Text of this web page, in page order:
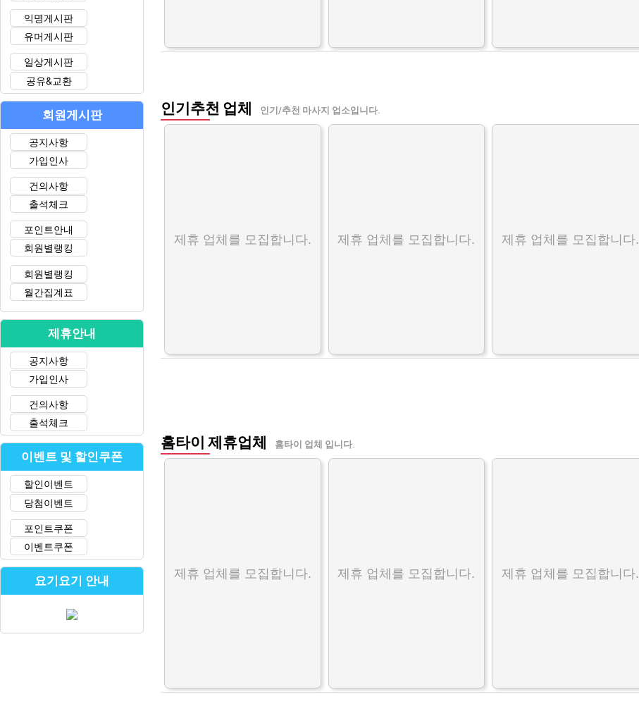
인기추천 업체 인기/추천 마사지 업소입니다.
제휴 업체를 모집합니다. 제휴 업체를 모집합니다. 제휴 업체를 모집합니다.
홈타이 제휴업체 홈타이 업체 입니다.
제휴 업체를 모집합니다. 제휴 업체를 모집합니다. 제휴 업체를 모집합니다.
익명게시판
유머게시판
일상게시판
공유&교환
회원게시판
공지사항
가입인사
건의사항
출석체크
포인트안내
회원별랭킹
회원별랭킹
월간집계표
제휴안내
공지사항
가입인사
건의사항
출석체크
이벤트 및 할인쿠폰
할인이벤트
당첨이벤트
포인트쿠폰
이벤트쿠폰
요기요기 안내